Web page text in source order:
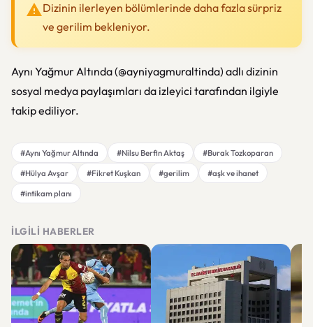
Dizinin ilerleyen bölümlerinde daha fazla sürpriz
ve gerilim bekleniyor.
Aynı Yağmur Altında (@ayniyagmuraltinda) adlı dizinin
sosyal medya paylaşımları da izleyici tarafından ilgiyle
takip ediliyor.
#Aynı Yağmur Altında #Nilsu Berfin Aktaş
#Burak Tozkoparan
#Hülya Avşar
#Fikret Kuşkan #gerilim
#aşk ve ihanet
#intikam planı
İLGILI HABERLER